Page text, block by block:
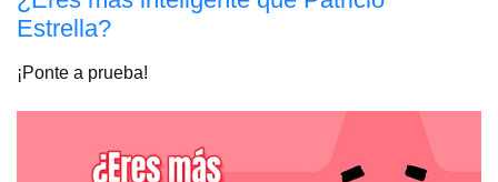
Estrella?
¡Ponte a prueba!